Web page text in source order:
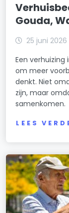
Gouda,
25 juni 2026
Een
om meer
denkt. Niet
zijn, maar
samenkomen.
LEES